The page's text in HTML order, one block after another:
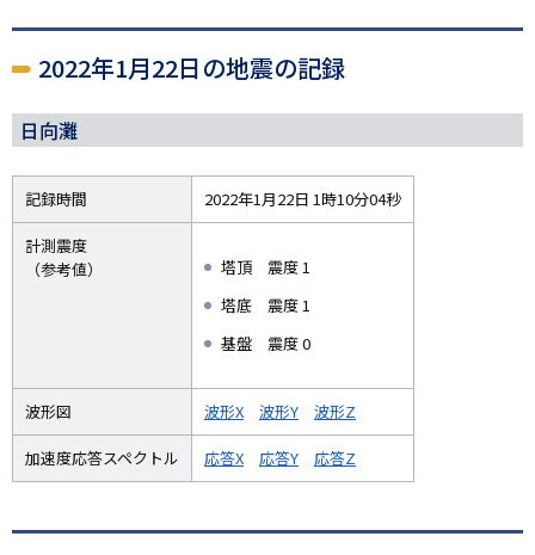
2022年1月22日の地震の記録
日向灘
記録時間 2022年1月22日 1時10分04秒
計測震度
（参考値）
塔頂 震度 1
塔底 震度 1
基盤 震度 0
波形図 波形X 波形Y 波形Z
加速度応答スペクトル 応答X 応答Y 応答Z